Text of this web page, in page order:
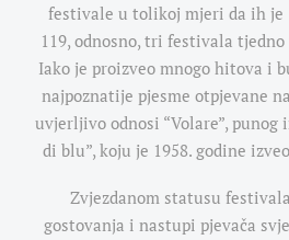
festivale u tolikoj mjeri da ih je
119, odnosno, tri festivala
Iako je proizveo mnogo hitova i
najpoznatije pjesme otpjevane
uvjerljivo odnosi “Volare”, punog
di blu”, koju je 1958. godine izveo
Zvjezdanom statusu
gostovanja i nastupi pjevača